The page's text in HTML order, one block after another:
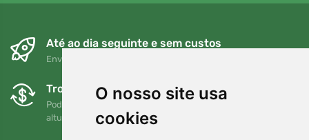
O nosso site usa
cookies
Até ao dia seguinte e sem custos
Envio gratuito para encomendas superiores a 80 EUR
Trocas e devoluções gratuitas
Pode devolver ou trocar a sua encomenda em qualquer
altura no prazo de 90 dias